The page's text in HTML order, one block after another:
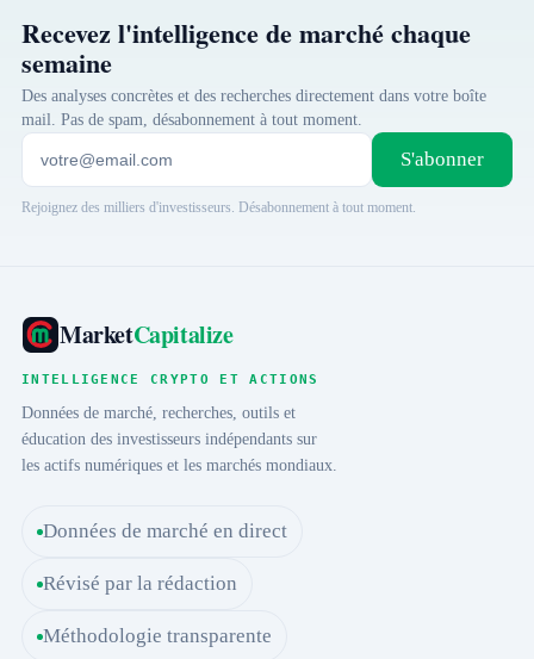
Recevez l'intelligence de marché chaque
semaine
Des analyses concrètes et des recherches directement dans votre boîte
mail. Pas de spam, désabonnement à tout moment.
S'abonner
Rejoignez des milliers d'investisseurs. Désabonnement à tout moment.
MarketCapitalize
INTELLIGENCE CRYPTO ET ACTIONS
Données de marché, recherches, outils et
éducation des investisseurs indépendants sur
les actifs numériques et les marchés mondiaux.
Données de marché en direct
Révisé par la rédaction
Méthodologie transparente